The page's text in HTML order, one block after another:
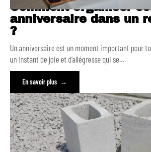
Comment organiser
anniversaire dans un
?
Un anniversaire est un moment important pour
un instant de joie et d’allégresse qui se…
En savoir plus